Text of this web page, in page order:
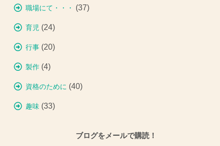
職場にて・・・ (37)
育児 (24)
行事 (20)
製作 (4)
資格のために (40)
趣味 (33)
ブログをメールで購読！